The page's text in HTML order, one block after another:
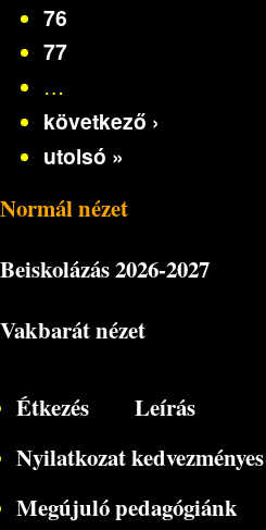
76
77
…
következő ›
utolsó »
Normál nézet
Beiskolázás2026-2027
Vakbarát nézet
Étkezés
Leírás
Nyilatkozat
Megújuló pedagógiánk